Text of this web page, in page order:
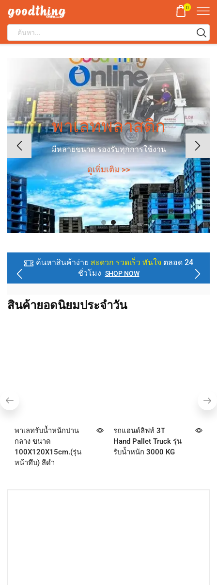
0
ถังขยะพลาสติก
คุณภาพสูง มีหลากหลายรุ่นให้เลือก
ดูเพิ่มเติม >>
ค้นหาสินค้าง่าย สะดวก รวดเร็ว ทันใจ ตลอด 24
ชั่วโมง SHOP NOW
สินค้ายอดนิยมประจำวัน
พาเลทรับน้ำหนักปาน
กลาง ขนาด
100X120X15cm.(รุ่น
หน้าทึบ) สีดำ
รถแฮนด์ลิฟท์ 3T
Hand Pallet Truck รุ่น
รับน้ำหนัก 3000 KG